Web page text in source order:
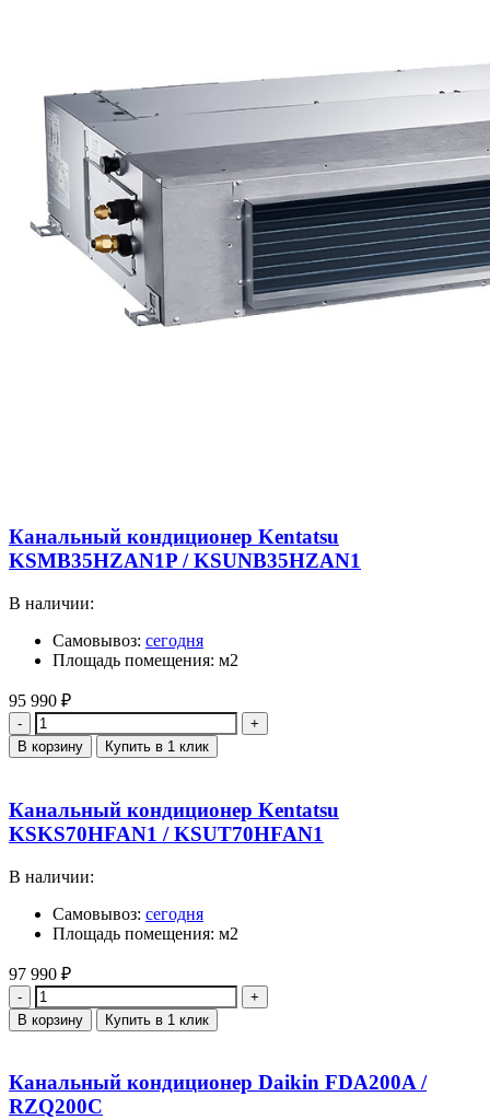
Канальный кондиционер Kentatsu
KSMB35HZAN1P / KSUNB35HZAN1
В наличии:
Самовывоз: сегодня
Площадь помещения: м2
95 990 ₽
Количество
В корзину Купить в 1 клик
Канальный кондиционер Kentatsu
KSKS70HFAN1 / KSUT70HFAN1
В наличии:
Самовывоз: сегодня
Площадь помещения: м2
97 990 ₽
Количество
В корзину Купить в 1 клик
Канальный кондиционер Daikin FDA200A /
RZQ200C